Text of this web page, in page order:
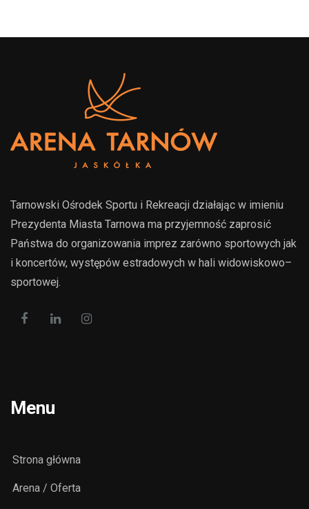
Tarnowski Ośrodek Sportu i Rekreacji działając w imieniu
Prezydenta Miasta Tarnowa ma przyjemność zaprosić
Państwa do organizowania imprez zarówno sportowych jak
i koncertów, występów estradowych w hali widowiskowo–
sportowej.
Menu
Strona główna
Arena / Oferta